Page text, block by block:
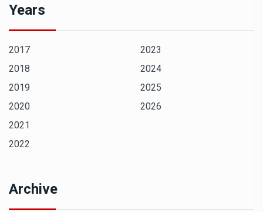
Years
2017
2018
2019
2020
2021
2022
2023
2024
2025
2026
Archive